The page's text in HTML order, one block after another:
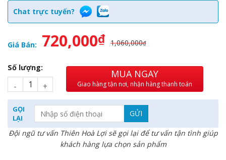
Chat trực tuyến?
1,060,000₫
720,000₫
Giá Bán:
Số lượng:
MUA NGAY
Giao hàng tận nơi, nhận hàng thanh toán
GỌI
LẠI
Đội ngũ tư vấn Thiên Hoà Lợi sẽ gọi lại để tư vấn tận tình giúp
khách hàng lựa chọn sản phẩm